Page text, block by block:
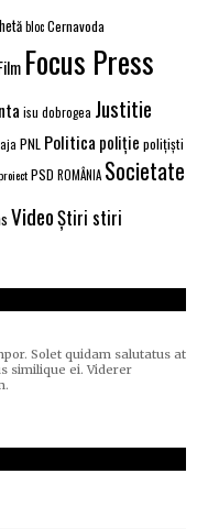
blocCernavoda
Focus Press
isu dobrogea Justitie
PNL Politica poliție polițiști
PSD ROMÂNIA Societate
VideoȘtiri stiri
Solet quidam salutatus at
similique ei. Viderer